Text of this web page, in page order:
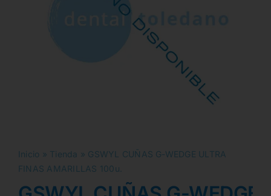
Inicio » Tienda » GSWYL CUÑAS G-WEDGE ULTRA
FINAS AMARILLAS 100u.